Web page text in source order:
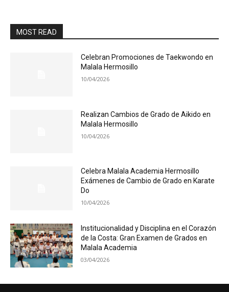
MOST READ
Celebran Promociones de Taekwondo en
Malala Hermosillo
10/04/2026
Realizan Cambios de Grado de Aikido en
Malala Hermosillo
10/04/2026
Celebra Malala Academia Hermosillo
Exámenes de Cambio de Grado en Karate
Do
10/04/2026
Institucionalidad y Disciplina en el Corazón
de la Costa: Gran Examen de Grados en
Malala Academia
03/04/2026